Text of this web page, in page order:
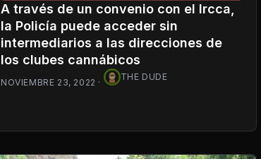
A través de un convenio con el Ircca,
la Policía puede acceder sin
intermediarios a las direcciones de
los clubes cannábicos
NOVIEMBRE 23, 2022 ·
THE DUDE